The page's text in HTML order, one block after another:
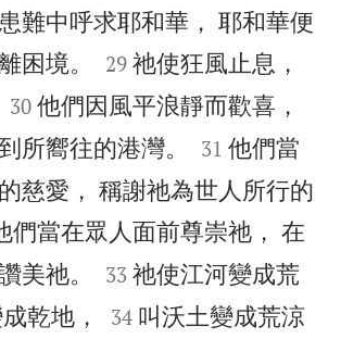
難中呼求耶和華， 耶和華便
困境。


29 祂使狂風止息，


30 他們因風平浪靜而歡喜，
所嚮往的港灣。


31 他們當
慈愛， 稱謝祂為世人所行的
們當在眾人面前尊崇祂， 在
美祂。


33 祂使江河變成荒
乾地，


34 叫沃土變成荒涼